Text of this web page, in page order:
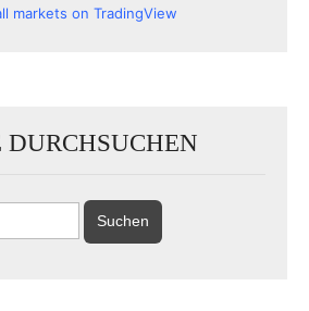
markets on TradingView
DURCHSUCHEN